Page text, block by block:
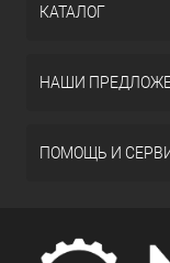
КАТАЛОГ
НАШИ
ПОМОЩЬ И